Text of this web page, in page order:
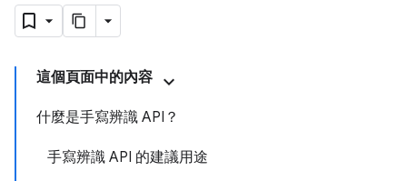
這個頁面中的內容
什麼是手寫辨識 API？
手寫辨識 API 的建議用途